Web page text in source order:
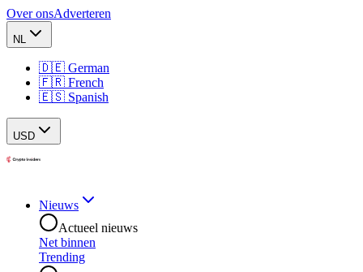
Over onsAdverteren
NL
🇩🇪 German
🇫🇷 French
🇪🇸 Spanish
USD
Nieuws
Actueel nieuws
Net binnen
Trending